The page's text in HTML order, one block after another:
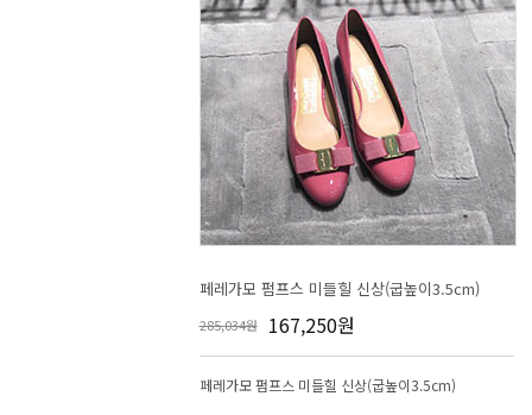
페레가모 펌프스 미들힐 신상(굽높이3.5cm)
285,034원 167,250원
페레가모 펌프스 미들힐 신상(굽높이3.5cm)